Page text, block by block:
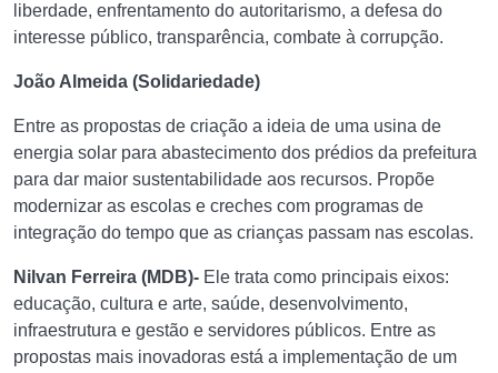
liberdade, enfrentamento do autoritarismo, a defesa do
interesse público, transparência, combate à corrupção.
João Almeida (Solidariedade)
Entre as propostas de criação a ideia de uma usina de
energia solar para abastecimento dos prédios da prefeitura
para dar maior sustentabilidade aos recursos. Propõe
modernizar as escolas e creches com programas de
integração do tempo que as crianças passam nas escolas.
Nilvan Ferreira (MDB)- Ele trata como principais eixos:
educação, cultura e arte, saúde, desenvolvimento,
infraestrutura e gestão e servidores públicos. Entre as
propostas mais inovadoras está a implementação de um